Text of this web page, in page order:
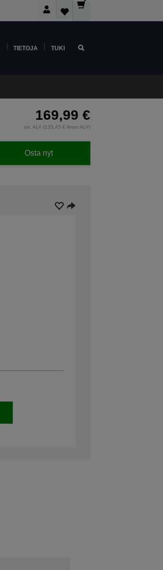
TIETOJA TUKI
169,99 €
sis. ALV (135,45 € ilman ALV)
Osta nyt